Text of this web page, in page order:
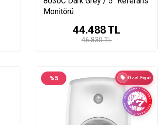
Monitörü
46.830 TL
44.488TL
%5 Özel Fiyat